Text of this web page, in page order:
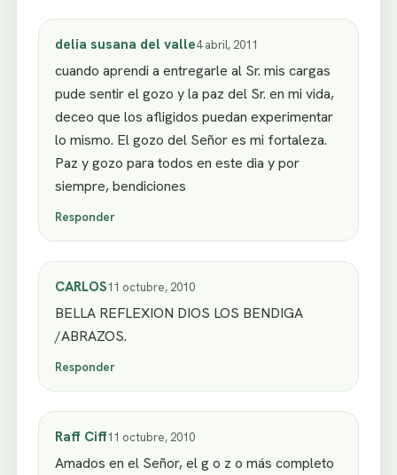
delia susana del valle4 abril, 2011
cuando aprendi a entregarle al Sr. mis cargas
pude sentir el gozo y la paz del Sr. en mi vida,
deceo que los afligidos puedan experimentar
lo mismo. El gozo del Señor es mi fortaleza.
Paz y gozo para todos en este dia y por
siempre, bendiciones
Responder
CARLOS11 octubre, 2010
BELLA REFLEXION DIOS LOS BENDIGA
/ABRAZOS.
Responder
Raff Ciff11 octubre, 2010
Amados en el Señor, el g o z o más completo